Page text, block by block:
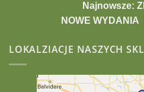
Najnowsze:
NOWE WYDANIA
LOKALZIACJE NASZYCH